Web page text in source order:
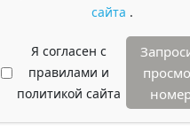
сайта .
Я согласен с
правилами и
политикой сайта